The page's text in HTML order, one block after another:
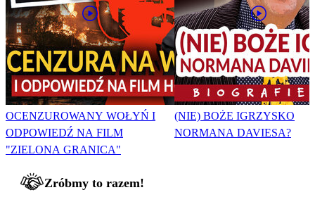
OCENZUROWANY WOŁYŃ I
ODPOWIEDŹ NA FILM
"ZIELONA GRANICA"
(NIE) BOŻE IGRZYSKO
NORMANA DAVIESA?
Zróbmy to razem!